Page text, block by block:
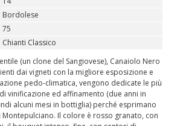
Bordolese
75
Chianti Classico
(un clone del Sangiovese), Canaiolo Nero
dai vigneti con la migliore esposizione e
pedo-climatica, vengono dedicate le più
vinificazione ed affinamento (due anni in
alcuni mesi in bottiglia) perché esprimano
Il colore è rosso granato, con